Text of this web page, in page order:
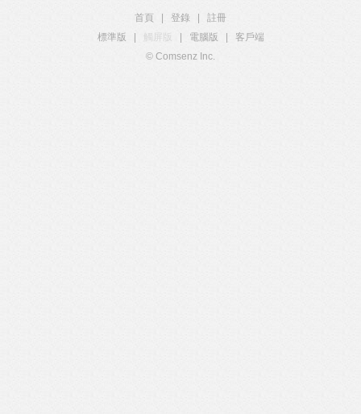
首頁 登錄
註冊
標準版
觸屏版 電腦版
客戶端
© Comsenz Inc.